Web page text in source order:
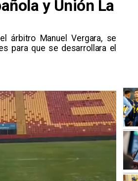
y Unión La
árbitro Manuel Vergara, se
para que se desarrollara el